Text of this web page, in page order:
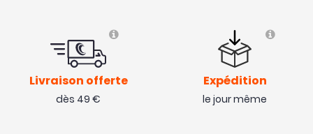
Livraison offerte
dès 49 €
Expédition
le jour même